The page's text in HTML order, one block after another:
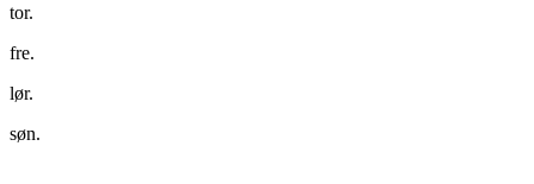
tor.
fre.
lør.
søn.